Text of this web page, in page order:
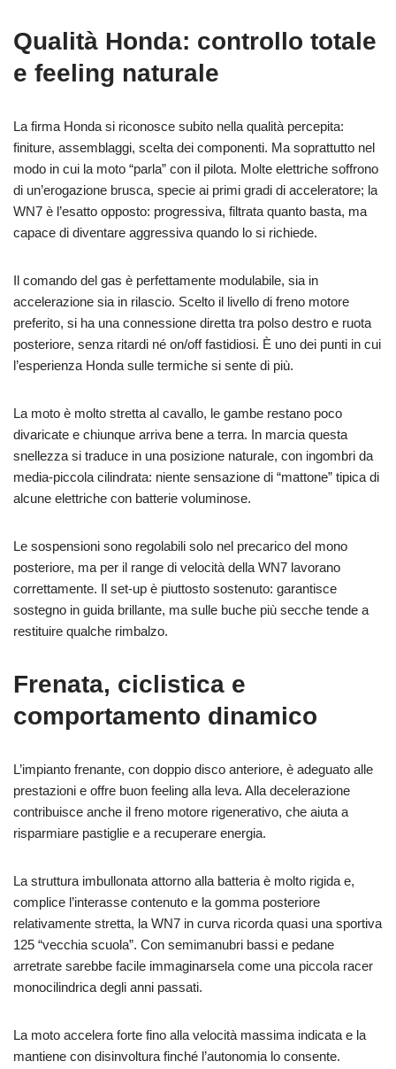
Qualità Honda: controllo totale
e feeling naturale
La firma Honda si riconosce subito nella qualità percepita:
finiture, assemblaggi, scelta dei componenti. Ma soprattutto nel
modo in cui la moto “parla” con il pilota. Molte elettriche soffrono
di un’erogazione brusca, specie ai primi gradi di acceleratore; la
WN7 è l’esatto opposto: progressiva, filtrata quanto basta, ma
capace di diventare aggressiva quando lo si richiede.
Il comando del gas è perfettamente modulabile, sia in
accelerazione sia in rilascio. Scelto il livello di freno motore
preferito, si ha una connessione diretta tra polso destro e ruota
posteriore, senza ritardi né on/off fastidiosi. È uno dei punti in cui
l’esperienza Honda sulle termiche si sente di più.
La moto è molto stretta al cavallo, le gambe restano poco
divaricate e chiunque arriva bene a terra. In marcia questa
snellezza si traduce in una posizione naturale, con ingombri da
media-piccola cilindrata: niente sensazione di “mattone” tipica di
alcune elettriche con batterie voluminose.
Le sospensioni sono regolabili solo nel precarico del mono
posteriore, ma per il range di velocità della WN7 lavorano
correttamente. Il set-up è piuttosto sostenuto: garantisce
sostegno in guida brillante, ma sulle buche più secche tende a
restituire qualche rimbalzo.
Frenata, ciclistica e
comportamento dinamico
L’impianto frenante, con doppio disco anteriore, è adeguato alle
prestazioni e offre buon feeling alla leva. Alla decelerazione
contribuisce anche il freno motore rigenerativo, che aiuta a
risparmiare pastiglie e a recuperare energia.
La struttura imbullonata attorno alla batteria è molto rigida e,
complice l’interasse contenuto e la gomma posteriore
relativamente stretta, la WN7 in curva ricorda quasi una sportiva
125 “vecchia scuola”. Con semimanubri bassi e pedane
arretrate sarebbe facile immaginarsela come una piccola racer
monocilindrica degli anni passati.
La moto accelera forte fino alla velocità massima indicata e la
mantiene con disinvoltura finché l’autonomia lo consente.